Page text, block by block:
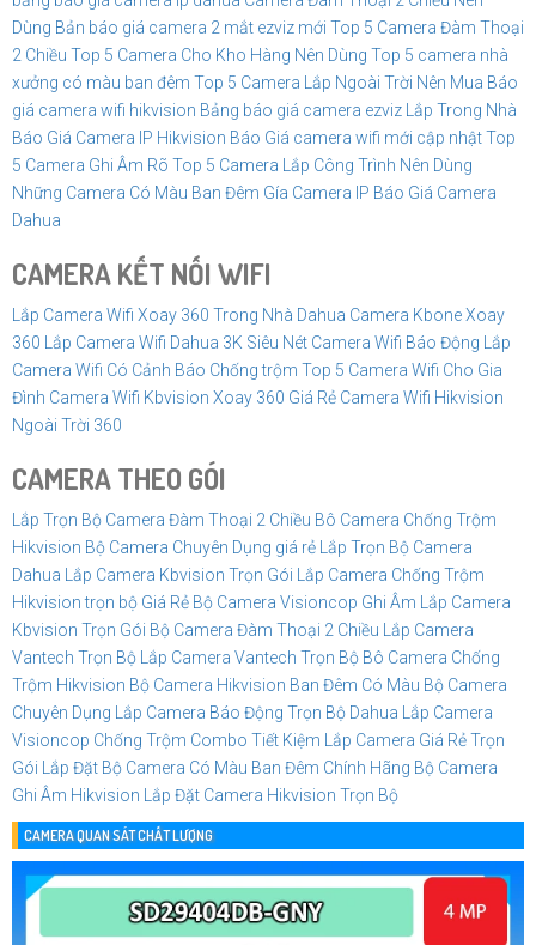
Dùng Bản báo giá camera 2 mắt ezviz mới Top 5 Camera Đàm Thoại
2 Chiều Top 5 Camera Cho Kho Hàng Nên Dùng Top 5 camera nhà
xưởng có màu ban đêm Top 5 Camera Lắp Ngoài Trời Nên Mua Báo
giá camera wifi hikvision Bảng báo giá camera ezviz Lắp Trong Nhà
Báo Giá Camera IP Hikvision Báo Giá camera wifi mới cập nhậtTop
5 Camera Ghi Âm Rõ Top 5 Camera Lắp Công Trình Nên Dùng
Những Camera Có Màu Ban Đêm Gía Camera IP Báo Giá Camera
Dahua
CAMERA KẾT NỐI WIFI
Lắp Camera Wifi Xoay 360 Trong Nhà Dahua Camera Kbone Xoay
360 Lắp Camera Wifi Dahua 3K Siêu Nét Camera Wifi Báo Động Lắp
Camera Wifi Có Cảnh Báo Chống trộm Top 5 Camera Wifi Cho Gia
Đình Camera Wifi Kbvision Xoay 360 Giá Rẻ Camera Wifi Hikvision
Ngoài Trời 360
CAMERA THEO GÓI
Lắp Trọn Bộ Camera Đàm Thoại 2 Chiều Bô Camera Chống Trộm
Hikvision Bộ Camera Chuyên Dụng giá rẻ Lắp Trọn Bộ Camera
Dahua Lắp Camera Kbvision Trọn Gói Lắp Camera Chống Trộm
Hikvision trọn bộ Giá Rẻ Bộ Camera Visioncop Ghi Âm Lắp Camera
Kbvision Trọn Gói Bộ Camera Đàm Thoại 2 Chiều Lắp Camera
Vantech Trọn Bộ Lắp Camera Vantech Trọn Bộ Bô Camera Chống
Trộm Hikvision Bộ Camera Hikvision Ban Đêm Có Màu Bộ Camera
Chuyên Dụng Lắp Camera Báo Động Trọn Bộ Dahua Lắp Camera
Visioncop Chống Trộm Combo Tiết Kiệm Lắp Camera Giá Rẻ Trọn
Gói Lắp Đặt Bộ Camera Có Màu Ban Đêm Chính Hãng Bộ Camera
Ghi Âm Hikvision Lắp Đặt Camera Hikvision Trọn Bộ
CAMERA QUAN SÁT CHẤT LƯỢNG